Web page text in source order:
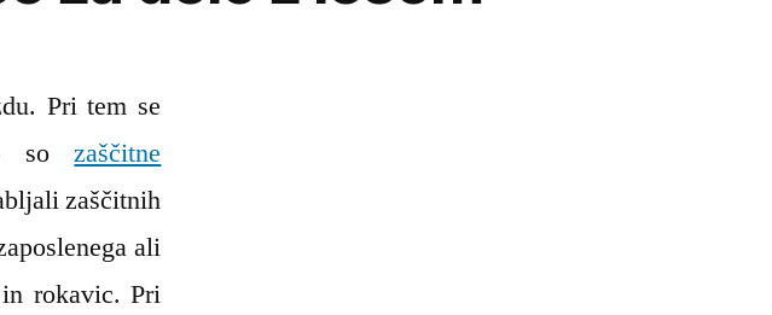
Pri tem se
sozaščitne
zaščitnih
ali
rokavic. Pri